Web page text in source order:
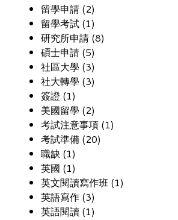
留學申請 (2)
留學考試 (1)
研究所申請 (8)
碩士申請 (5)
社區大學 (3)
社大轉學 (3)
簽證 (1)
美國留學 (2)
考試注意事項 (1)
考試準備 (20)
職缺 (1)
英國 (1)
英文閱讀寫作班 (1)
英語寫作 (3)
英語閱讀 (1)